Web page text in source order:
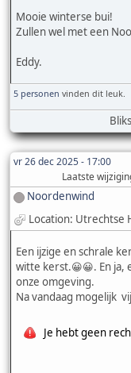
Mooie winterse bui!
Zullen wel met een
Eddy.
5 personen vinden dit leuk.
vr 26 dec 2025 - 17:00
Laatste
Noordenwind
Location: Utrechtse
Een ijzige en schrale
witte kerst.😀😀. En ja,
onze omgeving.
Na vandaag mogelijk
Je hebt geen